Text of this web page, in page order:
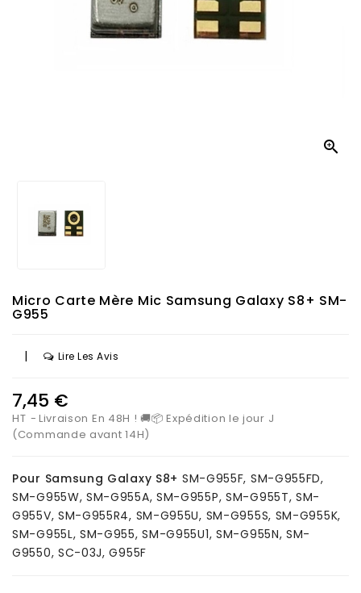

Micro Carte Mère Mic Samsung Galaxy S8+ SM-
G955
| Lire Les Avis
7,45 €
HT
Livraison En 48H ! 🚚📦 Expédition le jour J
(Commande avant 14H)
Pour Samsung Galaxy S8+ SM-G955F, SM-G955FD,
SM-G955W, SM-G955A, SM-G955P, SM-G955T, SM-
G955V, SM-G955R4, SM-G955U, SM-G955S, SM-G955K,
SM-G955L, SM-G955, SM-G955U1, SM-G955N, SM-
G9550, SC-03J, G955F